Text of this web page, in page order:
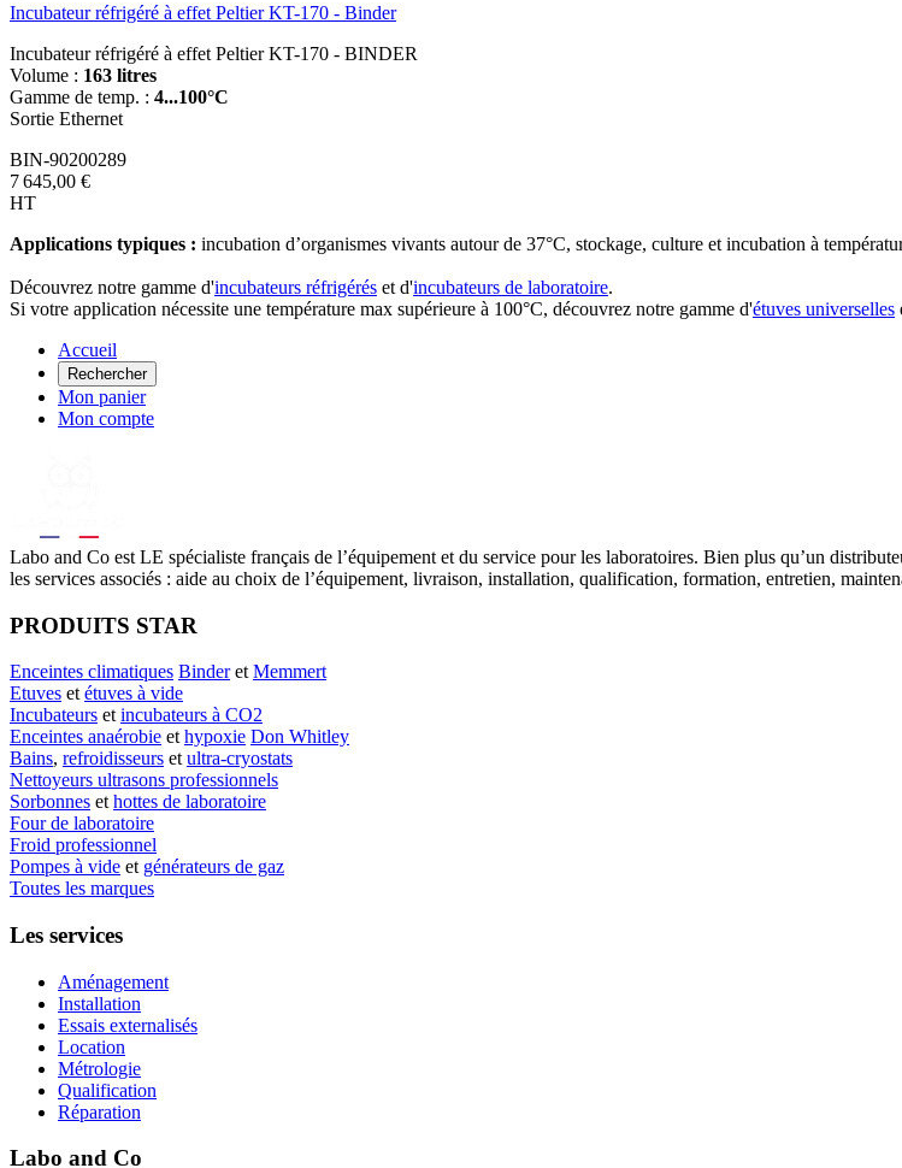
Incubateur réfrigéré à effet Peltier KT-170 - Binder
Incubateur réfrigéré à effet Peltier KT-170 - BINDER
Volume : 163 litres
Gamme de temp. : 4...100°C
Sortie Ethernet
BIN-90200289
7 645,00 €
HT
Applications typiques : incubation d’organismes vivants autour de 37°C, stockage, culture et incubation à
Découvrez notre gamme d'incubateurs réfrigérés et d'incubateurs de laboratoire.
Si votre application nécessite une température max supérieure à 100°C, découvrez notre gamme d'étuves universelles
Accueil
Rechercher
Mon panier
Mon compte
Labo and Co est LE spécialiste français de l’équipement et du service pour les laboratoires. Bien plus qu’un
les services associés : aide au choix de l’équipement, livraison, installation, qualification, formation, entretien,
PRODUITS STAR
Enceintes climatiques Binderet Memmert
Etuves et étuves à vide
Incubateurs et incubateurs à CO2
Enceintes anaérobie et hypoxie Don Whitley
Bains, refroidisseurs et ultra-cryostats
Nettoyeurs ultrasons professionnels
Sorbonnes et hottes de laboratoire
Four de laboratoire
Froid professionnel
Pompes à vide et générateurs de gaz
Toutes les marques
Les services
Aménagement
Installation
Essais externalisés
Location
Métrologie
Qualification
Réparation
Labo and Co